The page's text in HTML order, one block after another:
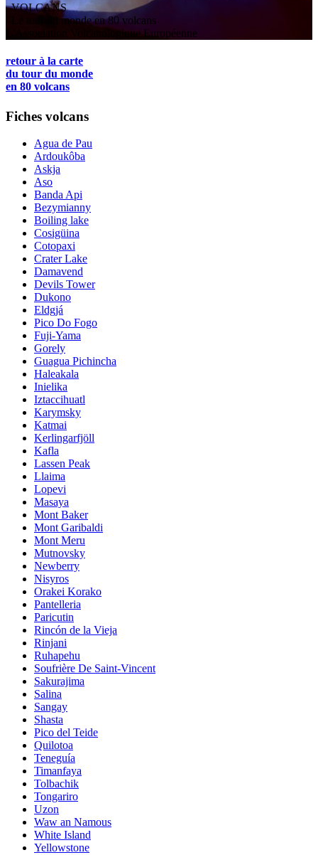
VOLCANS
/ Le tour du monde en 80 volcans
ssociation V olcanologiqueEuropéenne
retour à la carte
du tour du monde
en 80 volcans
Fiches volcans
Agua de Pau
Ardoukôba
Askja
Aso
Banda Api
Bezymianny
Boiling lake
Cosigüina
Cotopaxi
Crater Lake
Damavend
Devils Tower
Dukono
Eldgjá
Pico Do Fogo
Fuji-Yama
Gorely
Guagua Pichincha
Haleakala
Inielika
Iztaccihuatl
Karymsky
Katmai
Kerlingarfjöll
Kafla
Lassen Peak
Llaima
Lopevi
Masaya
Mont Baker
Mont Garibaldi
Mont Meru
Mutnovsky
Newberry
Nisyros
Orakei Korako
Pantelleria
Paricutin
Rincón de la Vieja
Rinjani
Ruhapehu
Soufrière De Saint-Vincent
Sakurajima
Salina
Sangay
Shasta
Pico del Teide
Quilotoa
Teneguía
Timanfaya
Tolbachik
Tongariro
Uzon
Waw an Namous
White Island
Yellowstone